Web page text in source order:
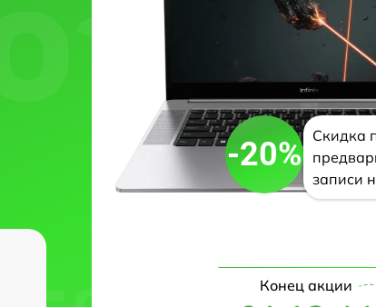
-20%
Скидка
записи
Конец акции